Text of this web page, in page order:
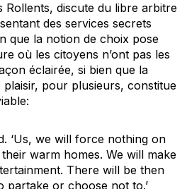
Rollents, discute du libre arbitre
des services secrets
que la notion de choix pose
où les citoyens n’ont pas les
éclairée, si bien que la
plaisir, pour plusieurs, constitue
‘Us, we will force nothing on
warm homes. We will make
There will be then
partake or choose not to.’